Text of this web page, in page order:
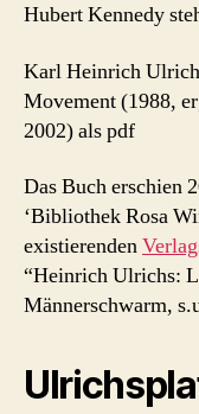
Hubert Kennedy
Karl Heinrich
Movement (1988,
2002) als pdf
Das Buch erschien
‘Bibliothek Rosa
existierenden
“Heinrich Ulrichs:
Männerschwarm,